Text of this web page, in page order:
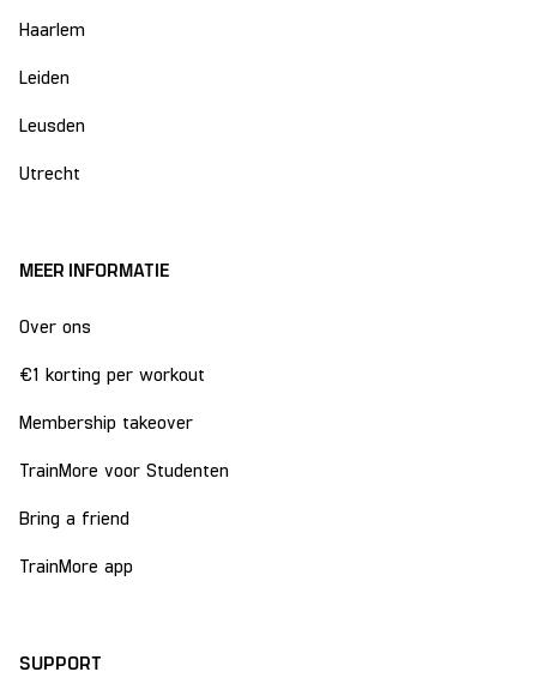
Haarlem
Leiden
Leusden
Utrecht
MEER INFORMATIE
Over ons
€1 korting per workout
Membership takeover
TrainMore voor Studenten
Bring a friend
TrainMore app
SUPPORT